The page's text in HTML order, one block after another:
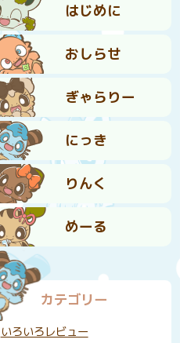
はじめに
おしらせ
ぎゃらりー
にっき
りんく
めーる
カテゴリー
いろいろレビュー